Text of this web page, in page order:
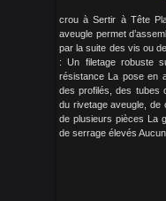
crou à Sertir à Tête
aveugle permet
par la suite des vis ou
: Un filetage robuste
résistance La pose en
des profilés, des tubes
du rivetage aveugle, de
de plusieurs pièces La
de serrage élevés